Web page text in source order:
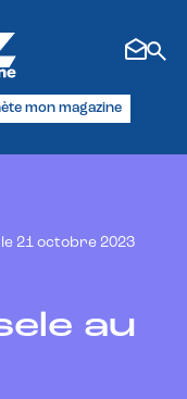
mon magazine
21 octobre 2023
au